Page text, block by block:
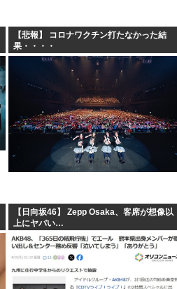
【悲報】 コロナワクチン打たなかった結
果・・・・
【日向坂46】 Zepp Osaka、客席が想像以
上にヤバい…